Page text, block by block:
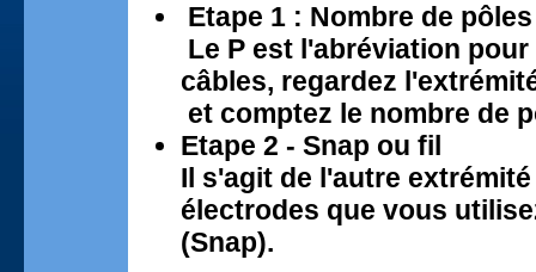
Etape 1 : Nombre de pôles
Le P est l'abréviation
câbles, regardez
et comptez le nombre de
Etape 2 - Snap ou fil
Il s'agit de l'autre
électrodes que vous
(Snap).